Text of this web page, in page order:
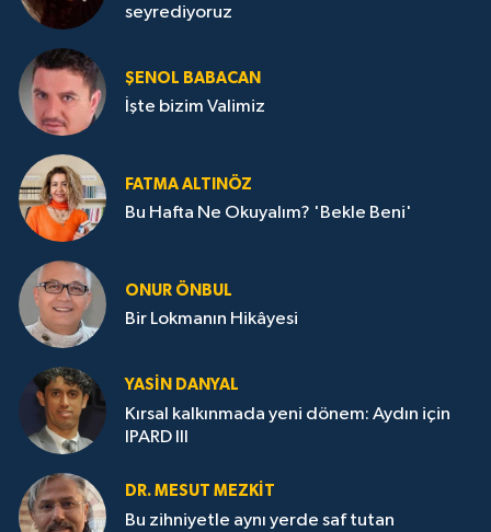
seyrediyoruz
ŞENOL BABACAN
İşte bizim Valimiz
FATMA ALTINÖZ
Bu Hafta Ne Okuyalım? 'Bekle Beni'
ONUR ÖNBUL
Bir Lokmanın Hikâyesi
YASIN DANYAL
Kırsal kalkınmada yeni dönem: Aydın için
IPARD III
DR. MESUT MEZKIT
Bu zihniyetle aynı yerde saf tutan